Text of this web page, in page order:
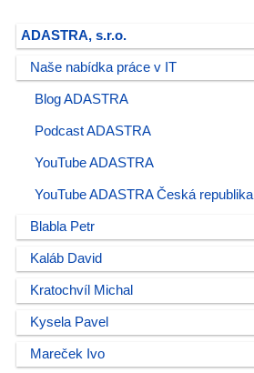
ADASTRA, s.r.o.
Naše nabídka práce v IT
Blog ADASTRA
Podcast ADASTRA
YouTube ADASTRA
YouTube ADASTRA Česká republika
Blabla Petr
Kaláb David
Kratochvíl Michal
Kysela Pavel
Mareček Ivo